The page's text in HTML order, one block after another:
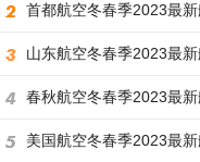
首都航空冬春季2023最新航班安
山东航空冬春季2023最新航班
春秋航空冬春季2023最新航线
美国航空冬春季2023最新航班安